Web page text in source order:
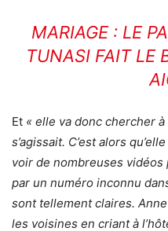
MARIAGE : LE
TUNASI FAIT LE
Et « elle va donc chercher
s’agissait. C’est alors
voir de nombreuses
par un numéro inconnu
sont tellement claires.
les voisines en criant à